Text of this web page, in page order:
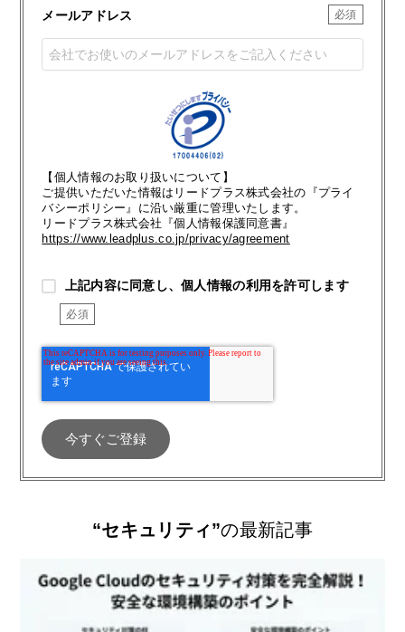
メールアドレス
【個人情報のお取り扱いについて】
ご提供いただいた情報はリードプラス株式会社の『プライ
バシーポリシー』に沿い厳重に管理いたします。
リードプラス株式会社『個人情報保護同意書』
https://www.leadplus.co.jp/privacy/agreement
上記内容に同意し、個人情報の利用を許可します
“セキュリティ”の最新記事